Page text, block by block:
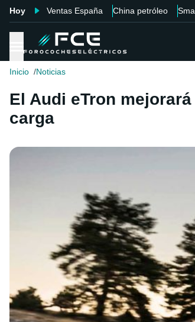
Hoy Ventas España China petróleo
Inicio Noticias
El Audi eTron
carga